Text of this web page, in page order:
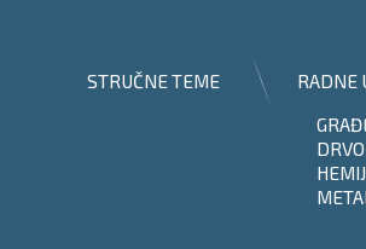
STRUČNE TEME
RADNE